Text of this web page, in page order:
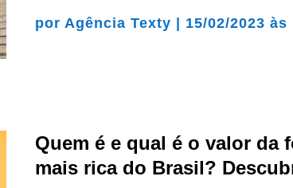
por Agência Texty | 15/02/2023 às
Quem é e qual é o valor da
mais rica do Brasil?